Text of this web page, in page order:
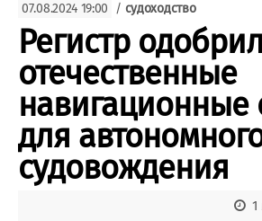
Судоходство
Судоремонт
События
Порты
ВМФ
Яхты и катера
Еще
Судостроение
Доска
07.08.2024 19:00 / судоходство
Регистр
отечественные
навигационные
для
судовождения